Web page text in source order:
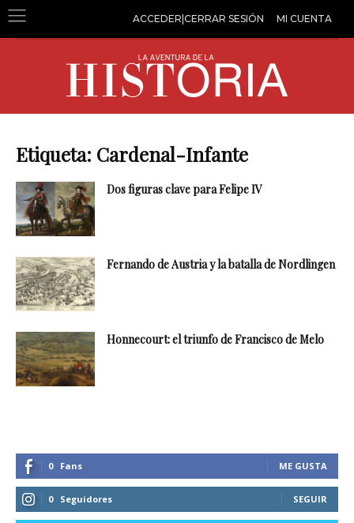
ACCEDER|CERRAR SESIÓN MI CUENTA
Etiqueta: Cardenal-Infante
Dos figuras clave para Felipe IV
Fernando de Austria y la batalla de Nordlingen
Honnecourt: el triunfo de Francisco de Melo
0 Fans ME GUSTA
0 Seguidores SEGUIR